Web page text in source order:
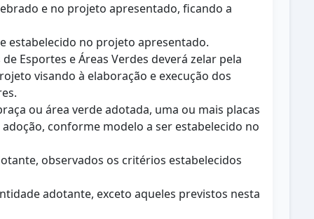
e no projeto apresentado, ficando a
estabelecido no projeto apresentado.
Esportes e Áreas Verdes deverá zelar pela
visando à elaboração e execução dos
ou área verde adotada, uma ou mais placas
conforme modelo a ser estabelecido no
observados os critérios estabelecidos
adotante, exceto aqueles previstos nesta